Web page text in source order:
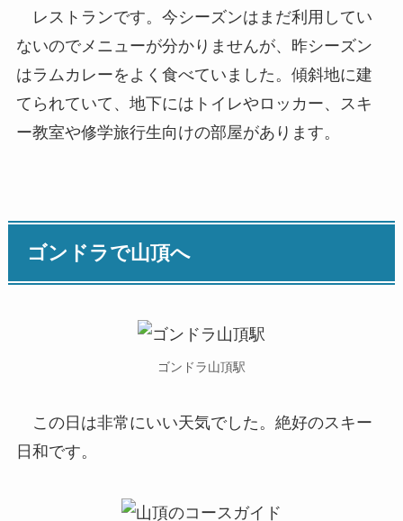
レストランです。今シーズンはまだ利用してい
ないのでメニューが分かりませんが、昨シーズン
はラムカレーをよく食べていました。傾斜地に建
てられていて、地下にはトイレやロッカー、スキ
ー教室や修学旅行生向けの部屋があります。
ゴンドラで山頂へ
ゴンドラ山頂駅
この日は非常にいい天気でした。絶好のスキー
日和です。